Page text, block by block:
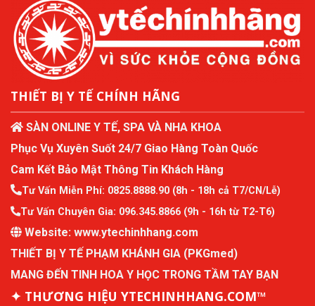
THIẾT BỊ Y TẾ CHÍNH HÃNG
SÀN ONLINE Y TẾ, SPA VÀ NHA KHOA
Phục Vụ Xuyên Suốt 24/7 Giao Hàng Toàn Quốc
Cam Kết Bảo Mật Thông Tin Khách Hàng
Tư Vấn Miễn Phí: 0825.8888.90 (8h - 18h cả T7/CN/Lễ)
Tư Vấn Chuyên Gia: 096.345.8866 (9h - 16h từ T2-T6)
Website: www.ytechinhhang.com
THIẾT BỊ Y TẾ PHẠM KHÁNH GIA (PKGmed)
MANG ĐẾN TINH HOA Y HỌC TRONG TẦM TAY BẠN
✦ THƯƠNG HIỆU YTECHINHHANG.COM™